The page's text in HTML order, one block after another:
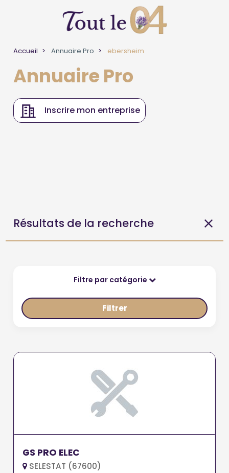
Accueil Annuaire Pro ebersheim
Annuaire Pro
Inscrire mon entreprise
Résultats de la recherche
Filtre par catégorie
Filtrer
GS PRO ELEC
SELESTAT (67600)